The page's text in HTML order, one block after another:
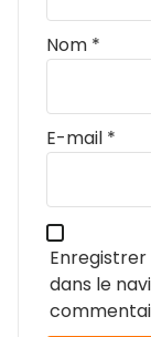
Nom *
E-mail *
dans le